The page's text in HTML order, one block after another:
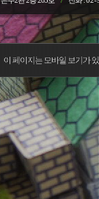
이 페이지는 모바일 보기가